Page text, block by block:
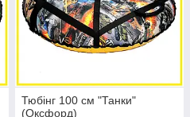
Тюбінг 100 см "Танки"
(Оксфорд)